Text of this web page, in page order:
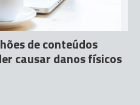
de conteúdos
causar danos físicos